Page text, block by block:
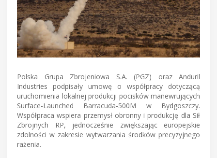
Polska Grupa Zbrojeniowa S.A. (PGZ) oraz Anduril
Industries podpisały umowę o współpracy dotyczącą
uruchomienia lokalnej produkcji pocisków manewrujących
Surface-Launched Barracuda-500M w Bydgoszczy.
Współpraca wspiera przemysł obronny i produkcję dla Sił
Zbrojnych RP, jednocześnie zwiększając europejskie
zdolności w zakresie wytwarzania środków precyzyjnego
rażenia.